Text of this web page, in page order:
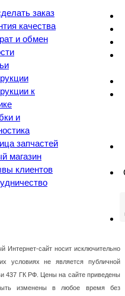
заказ
качества
и обмен
к
и
запчастей
магазин
клиентов
сайт носит исключительно
условиях не является публичной
437 ГК РФ. Цены на сайте приведены
изменены в любое время без